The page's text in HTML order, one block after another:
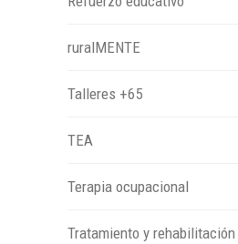
ruralMENTE
Talleres +65
TEA
Terapia ocupacional
Tratamiento y rehabilitación